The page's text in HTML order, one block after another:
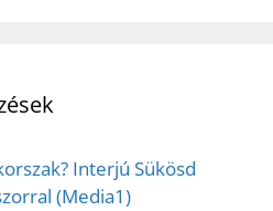
Interjú Sükösd
(Media1)